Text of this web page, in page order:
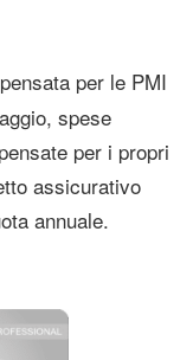
per le PMI
spese
per i propri
assicurativo
annuale.